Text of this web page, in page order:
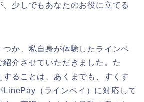
少しでもあなたのお役に立てる
つか、私自身が体験したラインペ
紹介させていただきました。た
することは、あくまでも、すくす
LinePay（ラインペイ）に対応して